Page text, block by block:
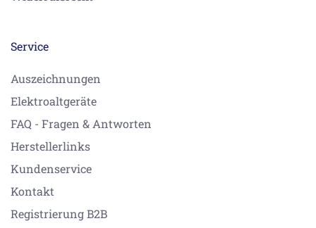
Service
Auszeichnungen
Elektroaltgeräte
FAQ - Fragen & Antworten
Herstellerlinks
Kundenservice
Kontakt
Registrierung B2B